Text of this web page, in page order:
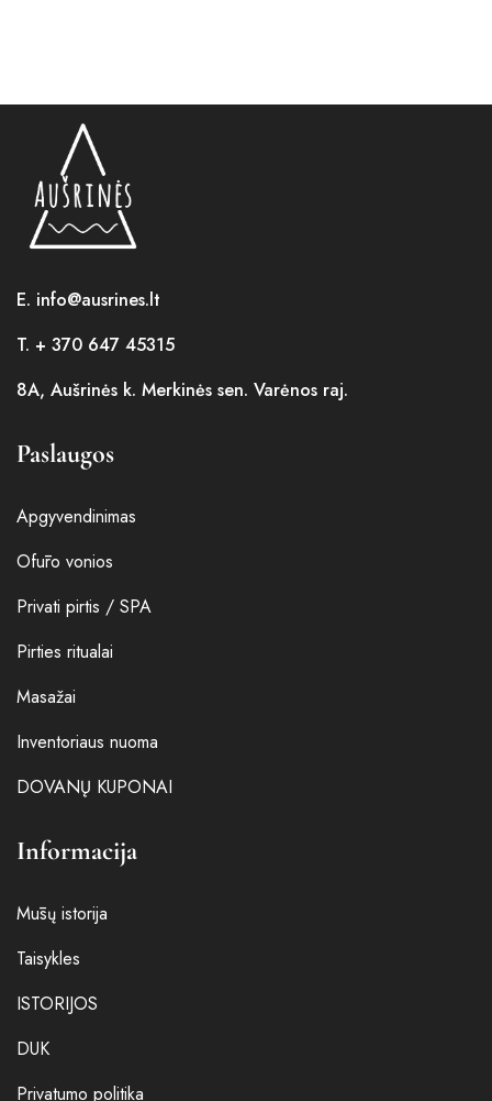
E. info@ausrines.lt
T. + 370 647 45315
8A, Aušrinės k. Merkinės sen. Varėnos raj.
Paslaugos
Apgyvendinimas
Ofūro vonios
Privati pirtis / SPA
Pirties ritualai
Masažai
Inventoriaus nuoma
DOVANŲ KUPONAI
Informacija
Mūsų istorija
Taisykles
ISTORIJOS
DUK
Privatumo politika